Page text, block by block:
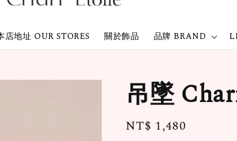
店地址 OUR STORES 關於飾品 品牌 BRAND
吊墜
Regular
NT$ 1,480